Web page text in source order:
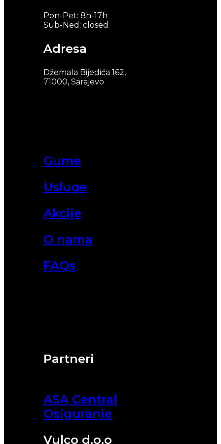
Partneri
ASA Central
Osiguranje
Vulco d.o.o
Gume
Usluge
Akcije
O nama
FAQs
Pon-Pet: 8h-17h
Sub-Ned: closed
Adresa
Džemala Bijedića 162,
71000, Sarajevo